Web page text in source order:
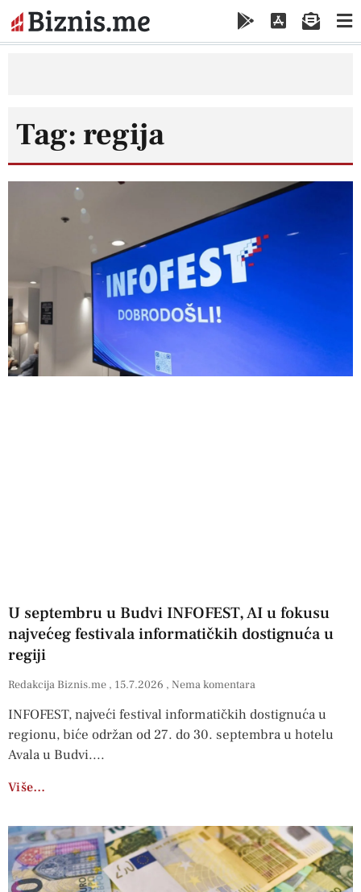
Tag: regija
U septembru u Budvi INFOFEST, AI u fokusu
najvećeg festivala informatičkih dostignuća u
regiji
Redakcija Biznis.me 15.7.2026 Nema komentara
INFOFEST, najveći festival informatičkih dostignuća u
regionu, biće održan od 27. do 30. septembra u hotelu
Avala u Budvi.
Više…